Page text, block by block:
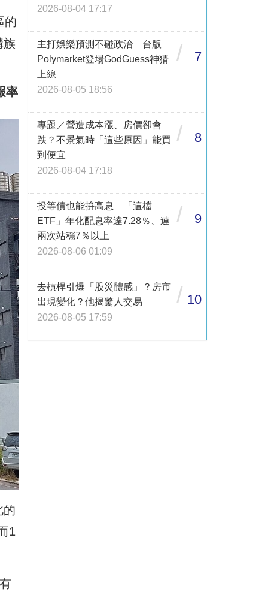
的
族
率
的
1
2026-08-04 17:17
主打娛樂預測不碰政治 台版
Polymarket登場GodGuess神猜
上線
2026-08-05 18:56
/ 7
專題／營造成本漲、房價卻會
跌？不景氣時「這些原因」能買
到便宜
2026-08-04 17:18
/ 8
投等債也能拚高息 「這檔
ETF」年化配息率達7.28％、連
兩次站穩7％以上
2026-08-06 01:09
/ 9
去槓桿引爆「股災體感」？房市
出現變化？他揭驚人交易
2026-08-05 17:59
/ 10